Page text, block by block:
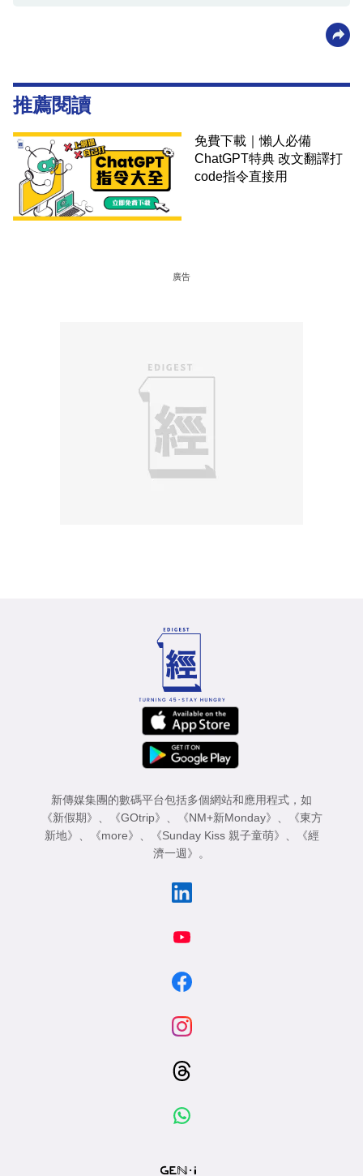
推薦閱讀
免費下載｜懶人必備
ChatGPT特典 改文翻譯打
code指令直接用
廣告
新傳媒集團的數碼平台包括多個網站和應用程式，如
《新假期》
《GOtrip》 《NM+新Monday》
《東方
新地》
《more》 《Sunday Kiss 親子童萌》
《經
濟一週》
。